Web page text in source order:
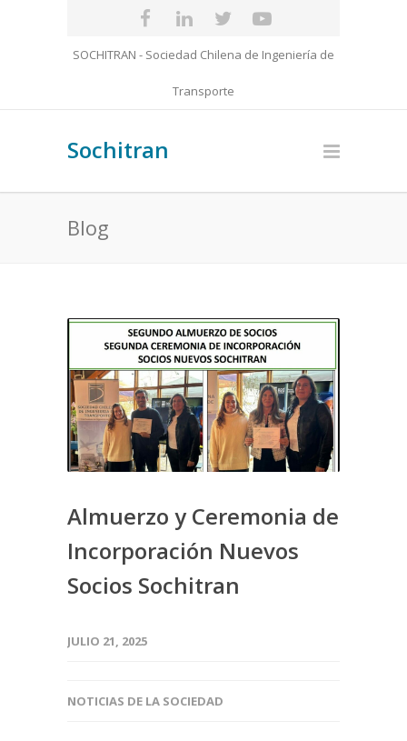
SOCHITRAN - Sociedad Chilena de Ingeniería de
Transporte
Sochitran
Blog
Almuerzo y Ceremonia de
Incorporación Nuevos
Socios Sochitran
JULIO 21, 2025
NOTICIAS DE LA SOCIEDAD